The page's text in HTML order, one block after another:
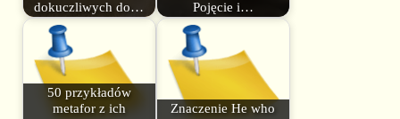
dokuczliwych do…
Pojęcie i…
50 przykładów
metafor z ich
Znaczenie He who